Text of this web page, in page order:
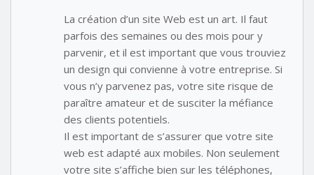
La création d’un site Web est un art. Il faut
parfois des semaines ou des mois pour y
parvenir, et il est important que vous trouviez
un design qui convienne à votre entreprise. Si
vous n’y parvenez pas, votre site risque de
paraître amateur et de susciter la méfiance
des clients potentiels.
Il est important de s’assurer que votre site
web est adapté aux mobiles. Non seulement
votre site s’affiche bien sur les téléphones,